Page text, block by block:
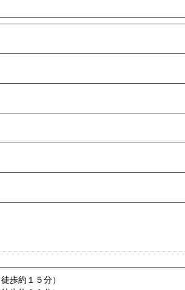
約１５分）